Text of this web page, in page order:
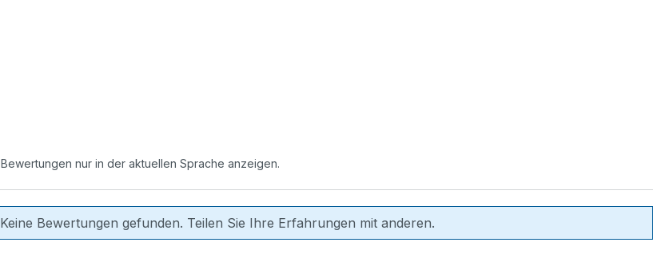
Bewertungen nur in der aktuellen Sprache anzeigen.
Keine Bewertungen gefunden. Teilen Sie Ihre Erfahrungen mit anderen.